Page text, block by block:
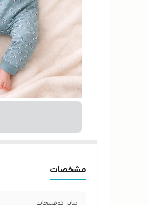
مشخصات
سایر توضیحات